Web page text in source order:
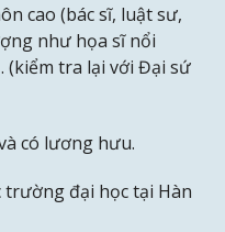
cao (bác sĩ, luật sư,
như họa sĩ nổi
(kiểm tra lại với Đại sứ
có lương hưu.
đại học tại Hàn